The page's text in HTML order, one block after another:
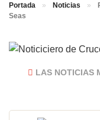
Portada » Noticias »
Seas
LAS NOTICIAS